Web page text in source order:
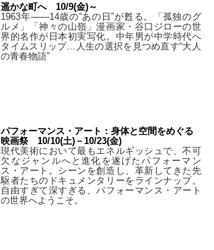
遥かな町へ 10/9(金)～
1963年――14歳の“あの日”が甦る。「孤独のグ
ルメ」「神々の山嶺」漫画家・谷口ジローの世
界的名作が日本初実写化。中年男が中学時代へ
タイムスリップ…人生の選択を見つめ直す“大人
の青春物語”
パフォーマンス・アート：身体と空間をめぐる
映画祭 10/10(土)－10/23(金)
現代美術において最もエネルギッシュで、不可
欠なジャンルへと進化を遂げたパフォーマン
ス・アート。シーンを創造し、革新してきた先
駆者たちのドキュメンタリーをラインナップ。
自由すぎて深すぎる、パフォーマンス・アート
の世界へようこそ。